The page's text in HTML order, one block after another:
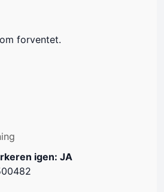
forventet.
igen: JA